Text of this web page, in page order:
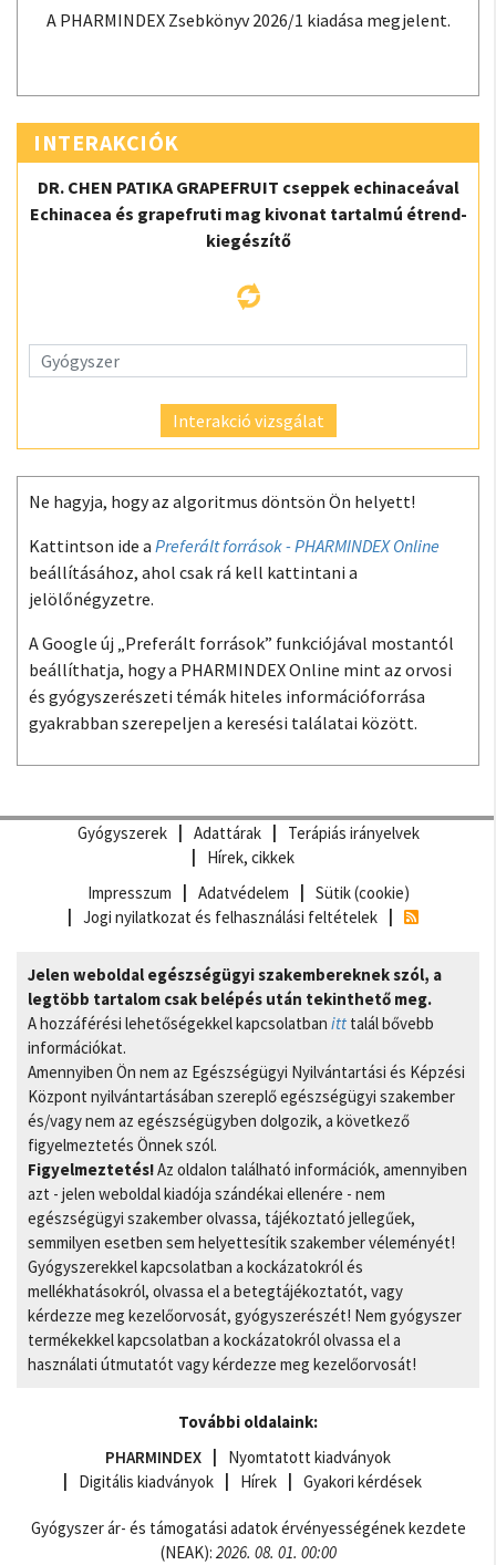
A PHARMINDEX Zsebkönyv 2026/1 kiadása megjelent.
INTERAKCIÓK
DR. CHEN PATIKA GRAPEFRUIT cseppek echinaceával
Echinacea és grapefruti mag kivonat tartalmú étrend-
kiegészítő
Interakció vizsgálat
Ne hagyja, hogy az algoritmus döntsön Ön helyett!
Kattintson ide a Preferált források - PHARMINDEX Online
beállításához, ahol csak rá kell kattintani a
jelölőnégyzetre.
A Google új „Preferált források” funkciójával mostantól
beállíthatja, hogy a PHARMINDEX Online mint az orvosi
és gyógyszerészeti témák hiteles információforrása
gyakrabban szerepeljen a keresési találatai között.
Gyógyszerek Adattárak
Terápiás irányelvek
Hírek, cikkek
Impresszum
Adatvédelem
Sütik (cookie)
Jogi nyilatkozat és felhasználási feltételek
Jelen weboldal egészségügyi szakembereknek szól, a
legtöbb tartalom csak belépés után tekinthető meg.
A hozzáférési lehetőségekkel kapcsolatban itt talál bővebb
információkat.
Amennyiben Ön nem az Egészségügyi Nyilvántartási és Képzési
Központ nyilvántartásában szereplő egészségügyi szakember
és/vagy nem az egészségügyben dolgozik, a következő
figyelmeztetés Önnek szól.
Figyelmeztetés!Az oldalon található információk, amennyiben
azt - jelen weboldal kiadója szándékai ellenére - nem
egészségügyi szakember olvassa, tájékoztató jellegűek,
semmilyen esetben sem helyettesítik szakember véleményét!
Gyógyszerekkel kapcsolatban a kockázatokról és
mellékhatásokról, olvassa el a betegtájékoztatót, vagy
kérdezze meg kezelőorvosát, gyógyszerészét! Nem gyógyszer
termékekkel kapcsolatban a kockázatokról olvassa el a
használati útmutatót vagy kérdezze meg kezelőorvosát!
További oldalaink:
PHARMINDEX
Nyomtatott kiadványok
Digitális kiadványok
Hírek Gyakori kérdések
Gyógyszer ár- és támogatási adatok érvényességének kezdete
(NEAK): 2026. 08. 01. 00:00